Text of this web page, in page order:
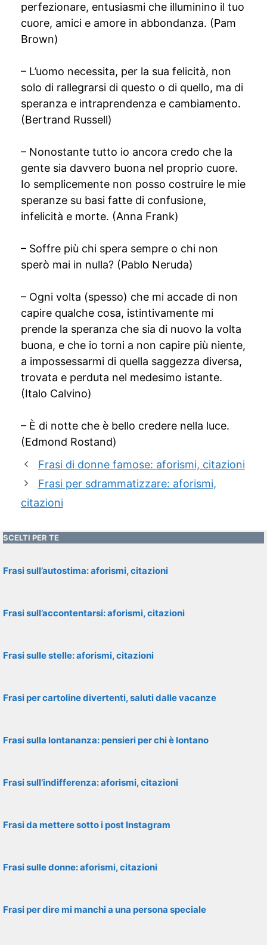
perfezionare, entusiasmi che illuminino il tuo
cuore, amici e amore in abbondanza. (Pam
Brown)
– L’uomo necessita, per la sua felicità, non
solo di rallegrarsi di questo o di quello, ma di
speranza e intraprendenza e cambiamento.
(Bertrand Russell)
– Nonostante tutto io ancora credo che la
gente sia davvero buona nel proprio cuore.
Io semplicemente non posso costruire le mie
speranze su basi fatte di confusione,
infelicità e morte. (Anna Frank)
– Soffre più chi spera sempre o chi non
sperò mai in nulla? (Pablo Neruda)
– Ogni volta (spesso) che mi accade di non
capire qualche cosa, istintivamente mi
prende la speranza che sia di nuovo la volta
buona, e che io torni a non capire più niente,
a impossessarmi di quella saggezza diversa,
trovata e perduta nel medesimo istante.
(Italo Calvino)
– È di notte che è bello credere nella luce.
(Edmond Rostand)
Frasi di donne famose: aforismi, citazioni
Frasi per sdrammatizzare: aforismi,
citazioni
SCELTI PER TE
Frasi sull’autostima: aforismi, citazioni
Frasi sull’accontentarsi: aforismi, citazioni
Frasi sulle stelle: aforismi, citazioni
Frasi per cartoline divertenti, saluti dalle vacanze
Frasi sulla lontananza: pensieri per chi è lontano
Frasi sull’indifferenza: aforismi, citazioni
Frasi da mettere sotto i post Instagram
Frasi sulle donne: aforismi, citazioni
Frasi per dire mi manchi a una persona speciale